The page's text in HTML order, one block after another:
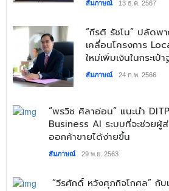
สัมภาษณ์ 13 ธ.ค. 2567
​“กีรติ รัชโน” ปลัดพ
เคลื่อนโครงการ
ใหม่เพิ่มเงินในกระเป๋
สัมภาษณ์ 24 ก.พ. 2566
​“พรวิช ศิลาอ่อน” แนะนำ DITP
Business AI ระบบที่จะช่วยผู้
ออกค้าขายได้ง่ายขึ้น
สัมภาษณ์ 29 พ.ย. 2563
“วีรศักดิ์ หวังศุภกิจโกศล” กับ